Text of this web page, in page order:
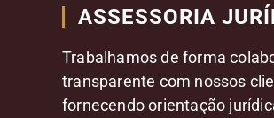
ASSESSORIA
Trabalhamos de forma
transparente com nossos
fornecendo orientação